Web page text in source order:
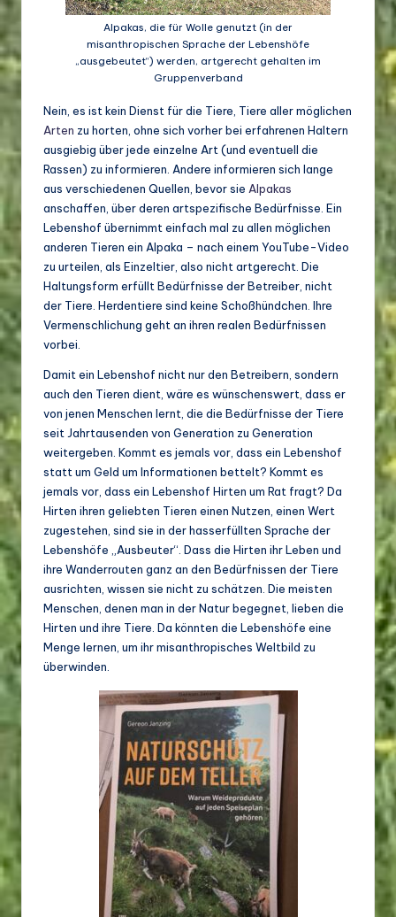
Alpakas, die für Wolle genutzt (in der
misanthropischen Sprache der Lebenshöfe
„ausgebeutet“) werden, artgerecht gehalten im
Gruppenverband
Nein, es ist kein Dienst für die Tiere, Tiere aller möglichen
Arten zu horten, ohne sich vorher bei erfahrenen Haltern
ausgiebig über jede einzelne Art (und eventuell die
Rassen) zu informieren. Andere informieren sich lange
aus verschiedenen Quellen, bevor sie Alpakas
anschaffen, über deren artspezifische Bedürfnisse. Ein
Lebenshof übernimmt einfach mal zu allen möglichen
anderen Tieren ein Alpaka – nach einem YouTube-Video
zu urteilen, als Einzeltier, also nicht artgerecht. Die
Haltungsform erfüllt Bedürfnisse der Betreiber, nicht
der Tiere. Herdentiere sind keine Schoßhündchen. Ihre
Vermenschlichung geht an ihren realen Bedürfnissen
vorbei.
Damit ein Lebenshof nicht nur den Betreibern, sondern
auch den Tieren dient, wäre es wünschenswert, dass er
von jenen Menschen lernt, die die Bedürfnisse der Tiere
seit Jahrtausenden von Generation zu Generation
weitergeben. Kommt es jemals vor, dass ein Lebenshof
statt um Geld um Informationen bettelt? Kommt es
jemals vor, dass ein Lebenshof Hirten um Rat fragt? Da
Hirten ihren geliebten Tieren einen Nutzen, einen Wert
zugestehen, sind sie in der hasserfüllten Sprache der
Lebenshöfe „Ausbeuter“. Dass die Hirten ihr Leben und
ihre Wanderrouten ganz an den Bedürfnissen der Tiere
ausrichten, wissen sie nicht zu schätzen. Die meisten
Menschen, denen man in der Natur begegnet, lieben die
Hirten und ihre Tiere. Da könnten die Lebenshöfe eine
Menge lernen, um ihr misanthropisches Weltbild zu
überwinden.